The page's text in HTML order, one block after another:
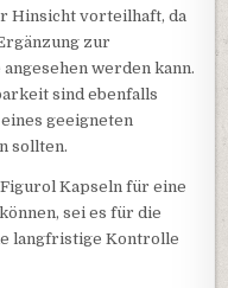
Hinsicht vorteilhaft, da
zur
werden kann.
sind ebenfalls
geeigneten
sollten.
Kapseln für eine
sei es für die
langfristige Kontrolle